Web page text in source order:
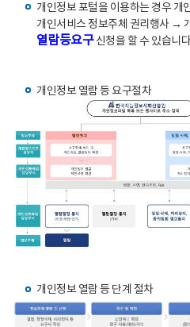
개인정보 포털을 이용하는 경우
개인서비스 정보주체 권리행사 →
열람등요구신청을 할 수 있습니
개인정보 열람 등 요구절차
개인정보 열람 등 단계 절차